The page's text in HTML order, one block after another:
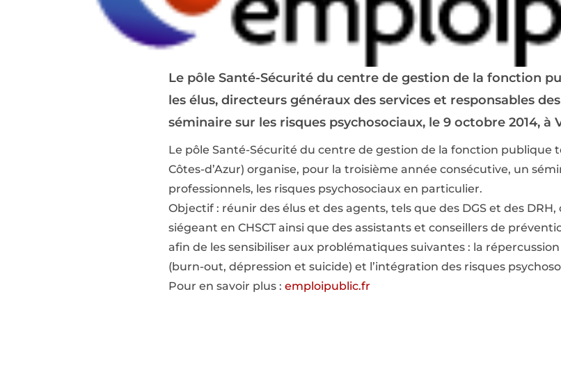
Le pôle Santé-Sécurité du centre de gestion de la fonction
les élus, directeurs généraux des services et responsables
séminaire sur les risques psychosociaux, le 9 octobre 2014, à
Le pôle Santé-Sécurité du centre de gestion de la fonction publique
Côtes-d’Azur) organise, pour la troisième année consécutive, un
professionnels, les risques psychosociaux en particulier.
Objectif : réunir des élus et des agents, tels que des DGS et des
siégeant en CHSCT ainsi que des assistants et conseillers de
afin de les sensibiliser aux problématiques suivantes : la
(burn-out, dépression et suicide) et l’intégration des risques
Pour en savoir plus : emploipublic.fr